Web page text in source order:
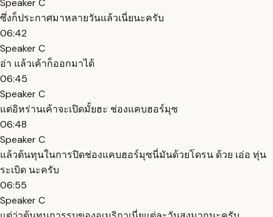
Speaker C
ซึ่งก็ประกาศมาหลายวันแล้วเนี่ยนะครับ
06:42
Speaker C
อ่า แล้วเค้าก็ออกมาได้
06:45
Speaker C
แต่อิหร่านเค้าจะเปิดมั้ยฮะ ช่องแคบฮอร์มุซ
06:48
Speaker C
แล้วต้นทุนในการปิดช่องแคบฮอร์มุซนี่มันด้วยโดรน ด้วย เอ่อ ทุ่น
ระเบิด นะครับ
06:55
Speaker C